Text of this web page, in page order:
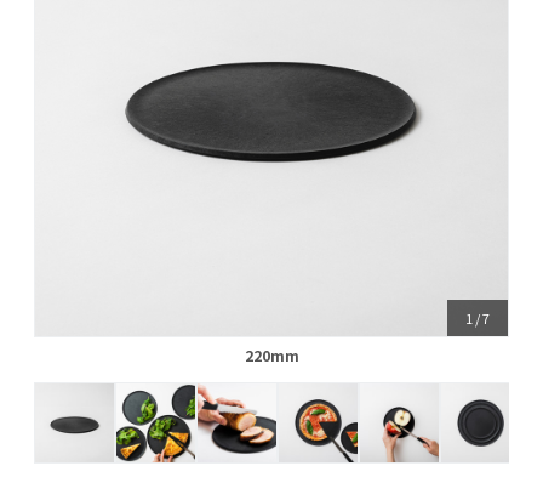
1 /7
220mm